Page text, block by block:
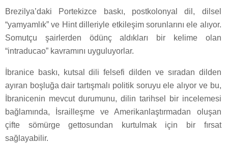
Brezilya’daki Portekizce baskı, postkolonyal dil, dilsel
“yamyamlık” ve Hint dilleriyle etkileşim sorunlarını ele alıyor.
Somutçu şairlerden ödünç aldıkları bir kelime olan
“intraducao” kavramını uyguluyorlar.
İbranice baskı, kutsal dili felsefi dilden ve sıradan dilden
ayıran boşluğa dair tartışmalı politik soruyu ele alıyor ve bu,
İbranicenin mevcut durumunu, dilin tarihsel bir incelemesi
bağlamında, İsrailleşme ve Amerikanlaştırmadan oluşan
çifte sömürge gettosundan kurtulmak için bir fırsat
sağlayabilir.